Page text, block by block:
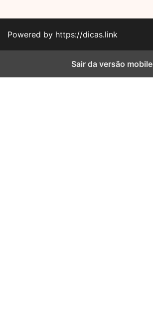
Powered by https://dicas.link
Sair da versão mobile